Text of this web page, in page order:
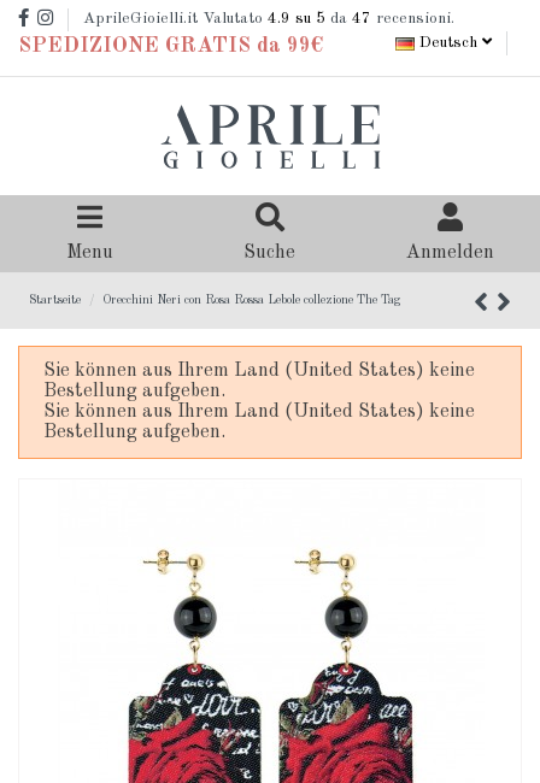
AprileGioielli.it Valutato 4.9 su 5 da 47 recensioni.
SPEDIZIONE GRATIS da 99€ Deutsch
Menu Suche Anmelden
Startseite Orecchini Neri con Rosa Rossa Lebole collezione The Tag
Sie können aus Ihrem Land (United States) keine
Bestellung aufgeben.
Sie können aus Ihrem Land (United States) keine
Bestellung aufgeben.